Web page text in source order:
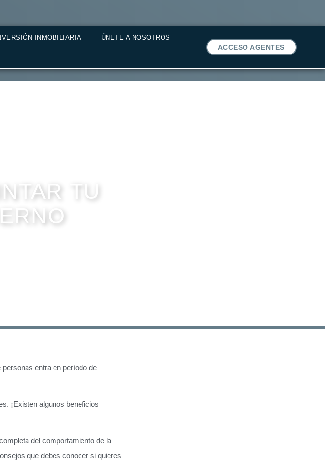
INMOBILIARIA ÚNETE A NOSOTROS
ACCESO AGENTES
TU
entra en período de
¡Existen algunos beneficios
del comportamiento de la
que debes conocer si quieres